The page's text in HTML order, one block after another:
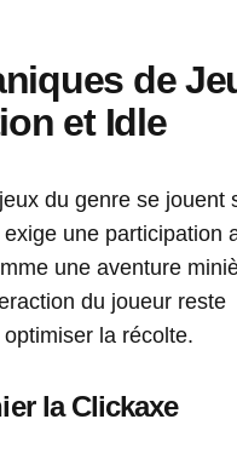
de
et Idle
du genre se jouent
exige une participation
une aventure
du joueur reste
la récolte.
la Clickaxe